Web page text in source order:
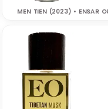
MEN TIEN (2023) • ENSAR